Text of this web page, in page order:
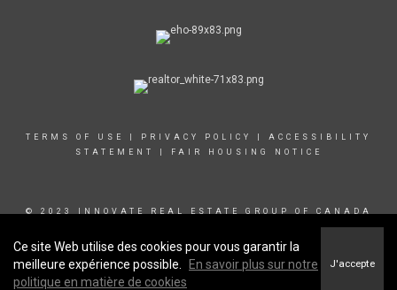
TERMS OF USE PRIVACY POLICY
ACCESSIBILITY
STATEMENT
FAIR HOUSING NOTICE
© 2023 INNOVATE REAL ESTATE GROUP OF CANADA
Ce site Web utilise des cookies pour vous garantir la
meilleure expérience possible.
En savoir plus sur notre
politique en matière de cookies
J'accepte